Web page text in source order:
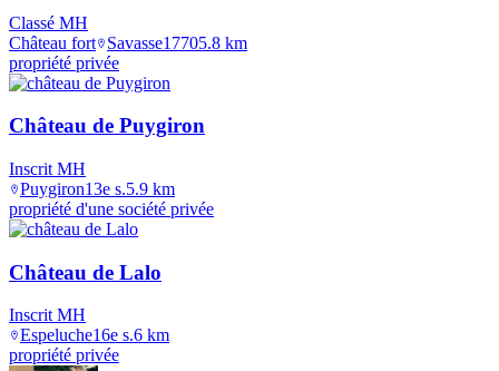
Classé MH
Château fort
Savasse17705.8 km
propriété privée
Château de Puygiron
Inscrit MH
Puygiron13e s.5.9 km
propriété d'une société privée
Château de Lalo
Inscrit MH
Espeluche16e s.6 km
propriété privée